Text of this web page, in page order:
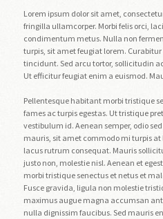
Lorem ipsum dolor sit amet,
fringilla ullamcorper. Morbi felis orci,
condimentum metus. Nulla non
turpis, sit amet feugiat lorem.
tincidunt. Sed arcu tortor, sollicitudin
Ut efficitur feugiat enim a euismod.
Pellentesque habitant morbi tristique
fames ac turpis egestas. Ut tristique
vestibulum id. Aenean semper, odio
mauris, sit amet commodo mi turpis at
lacus rutrum consequat. Mauris
justo non, molestie nisl. Aenean et
morbi tristique senectus et netus et
Fusce gravida, ligula non molestie
maximus augue magna accumsan
nulla dignissim faucibus. Sed mauris